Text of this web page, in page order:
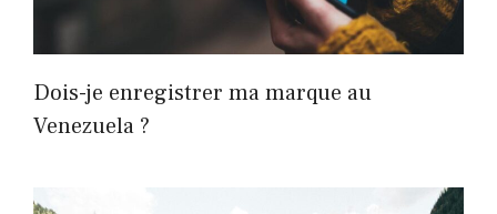
Dois-je enregistrer ma marque au
Venezuela ?